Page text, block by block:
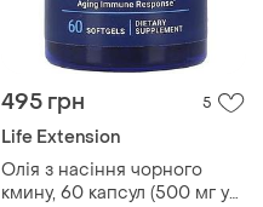
495 грн 5
Life Extension
Олія з насіння чорного
кмину, 60 капсул (500 мг у